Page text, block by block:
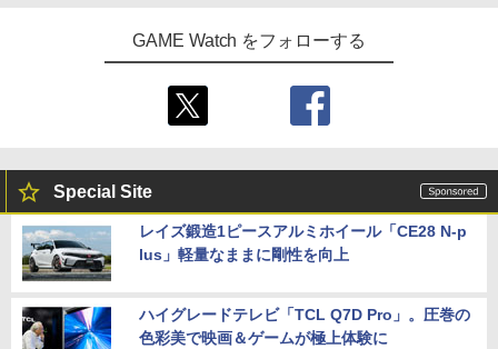
GAME Watch をフォローする
Special Site
レイズ鍛造1ピースアルミホイール「CE28 N-p
lus」軽量なままに剛性を向上
ハイグレードテレビ「TCL Q7D Pro」。圧巻の
色彩美で映画＆ゲームが極上体験に